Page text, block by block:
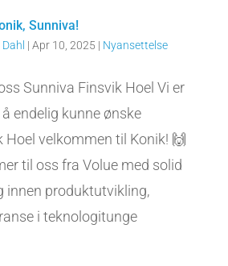
Sunniva!
| Apr 10, 2025 | Nyansettelse
Sunniva Finsvik Hoel Vi er
endelig kunne ønske
Hoel velkommen til Konik! 🙌
til oss fra Volue med solid
innen produktutvikling,
i teknologitunge